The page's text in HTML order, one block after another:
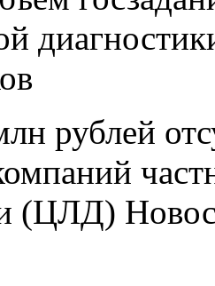
рублей
(ЦЛД)